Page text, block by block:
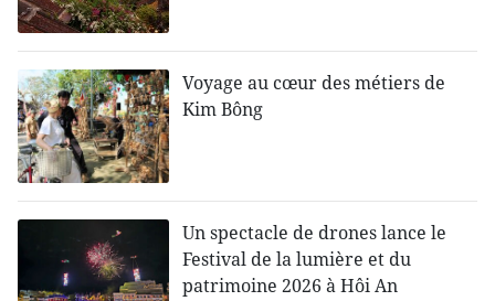
Voyage au cœur des métiers de
Kim Bông
Un spectacle de drones lance le
Festival de la lumière et du
patrimoine 2026 à Hôi An